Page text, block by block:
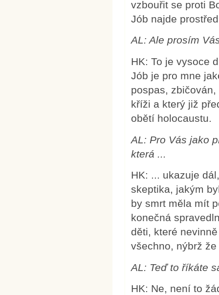
vzbouřit se proti
Jób najde
AL:Ale prosím
HK: To je vysoce
Jób je pro mne
pospas,
kříži a který již
obětí holocaustu.
AL: Pro Vás jako
která ...
HK: ... ukazuje
skeptika, jakým
by smrt měla mít
konečná
děti, které
všechno, nýbrž
AL: Teď to říkáte
HK: Ne, není to